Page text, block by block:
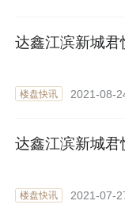
达鑫江滨新城
楼盘快讯 2021-08-
达鑫江滨新城
楼盘快讯 2021-07-